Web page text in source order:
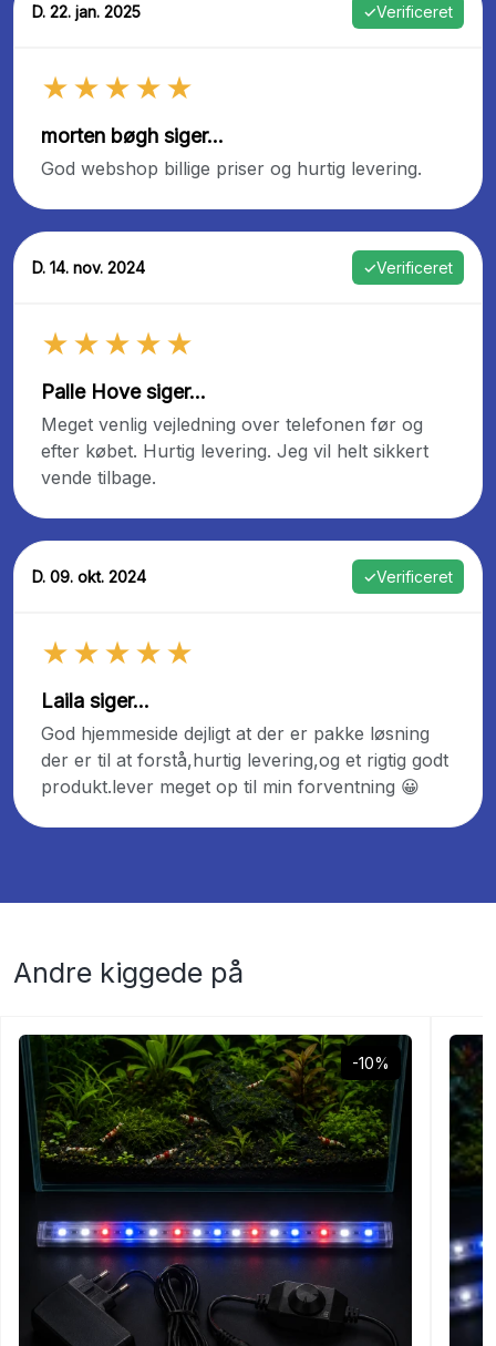
D. 22. jan. 2025 ✓Verificeret
★★★★★
morten bøgh siger...
God webshop billige priser og hurtig levering.
D. 14. nov. 2024 ✓Verificeret
★★★★★
Palle Hove siger...
Meget venlig vejledning over telefonen før og
efter købet. Hurtig levering. Jeg vil helt sikkert
vende tilbage.
D. 09. okt. 2024 ✓Verificeret
★★★★★
Laila siger...
God hjemmeside dejligt at der er pakke løsning
der er til at forstå,hurtig levering,og et rigtig godt
produkt.lever meget op til min forventning 😀
Andre kiggede på
-10%